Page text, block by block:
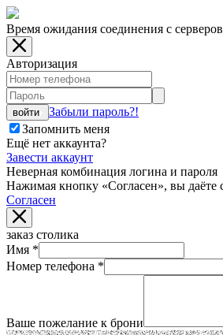
Время ожидания соединения с
Авторизация
войти
Забыли пароль?!
Запомнить меня
Ещё нет аккаунта?
Завести аккаунт
Неверная комбинация логина и пароля
Нажимая кнопку «Согласен», вы даёте
Согласен
заказ столика
Имя *
Номер телефона *
Ваше пожелание к брони